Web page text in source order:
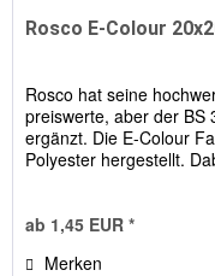
Rosco E-Colour
Rosco hat seine
preiswerte, aber der BS
ergänzt. Die E-Colour
Polyester hergestellt.
ab 1,45 EUR *
Merken